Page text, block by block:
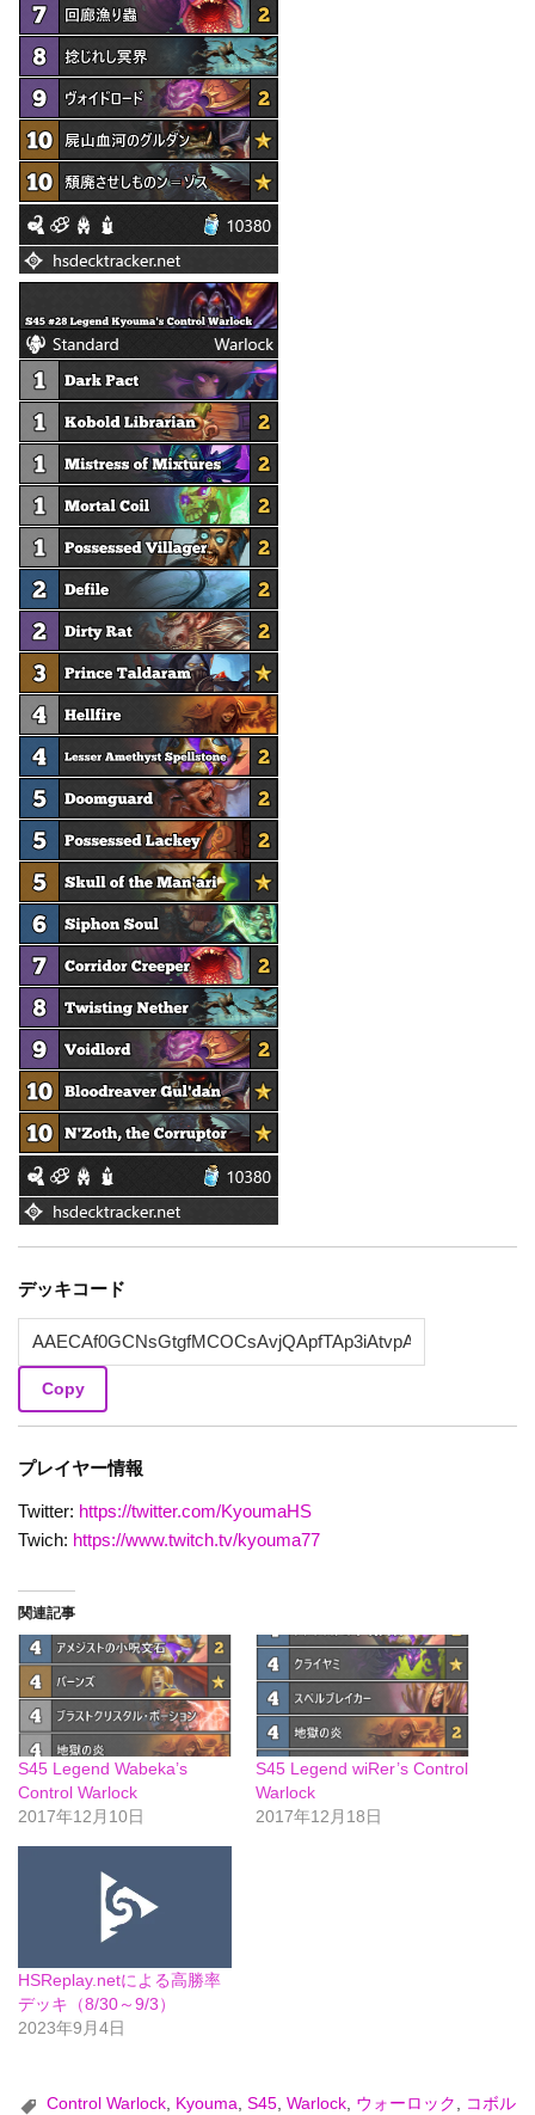
デッキコード
Copy
プレイヤー情報
Twitter: https://twitter.com/KyoumaHS
Twich: https://www.twitch.tv/kyouma77
関連記事
S45 Legend Wabeka’s
Control Warlock
2017年12月10日
S45 Legend wiRer’s Control
Warlock
2017年12月18日
HSReplay.netによる高勝率
デッキ（8/30～9/3）
2023年9月4日
Control Warlock, Kyouma,S45,Warlock, ウォーロック , コボル